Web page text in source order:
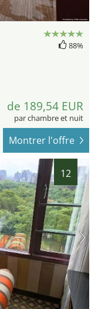
88%
de 189,54 EUR
par chambre et nuit
Montrer l'offre
12